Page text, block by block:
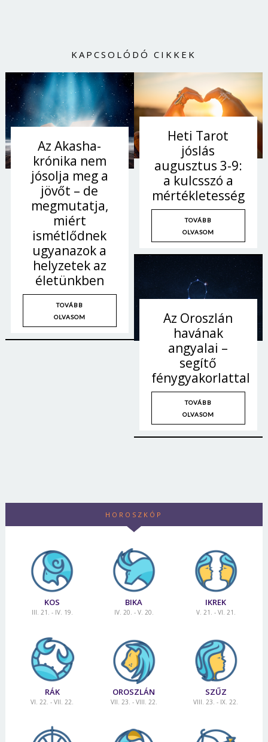
KAPCSOLÓDÓ CIKKEK
Az Akasha-
krónika nem
jósolja meg a
jövőt – de
megmutatja,
miért
ismétlődnek
ugyanazok a
helyzetek az
életünkben
TOVÁBB
OLVASOM
Heti Tarot
jóslás
augusztus 3-9:
a kulcsszó a
mértékletesség
TOVÁBB
OLVASOM
Az Oroszlán
havának
angyalai –
segítő
fénygyakorlattal
TOVÁBB
OLVASOM
HOROSZKÓP
KOS
III. 21. - IV. 19.
BIKA
IV. 20. - V. 20.
IKREK
V. 21. - VI. 21.
RÁK
VI. 22. - VII. 22.
OROSZLÁN
VII. 23. - VIII. 22.
SZŰZ
VIII. 23. - IX. 22.